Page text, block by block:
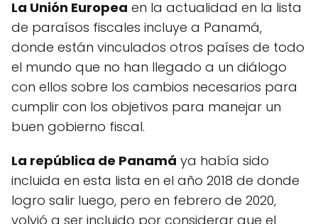
La Unión Europea en la actualidad en la lista
de paraísos fiscales incluye a Panamá,
donde están vinculados otros países de todo
el mundo que no han llegado a un diálogo
con ellos sobre los cambios necesarios para
cumplir con los objetivos para manejar un
buen gobierno fiscal.
La república de Panamá ya había sido
incluida en esta lista en el año 2018 de donde
logro salir luego, pero en febrero de 2020,
volvió a ser incluido por considerar que el